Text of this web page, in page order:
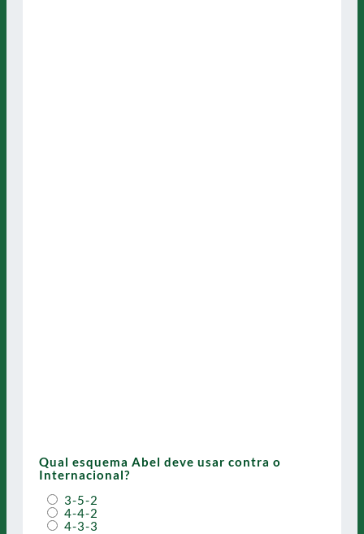
Qual esquema Abel deve usar contra o
Internacional?
3-5-2
4-4-2
4-3-3